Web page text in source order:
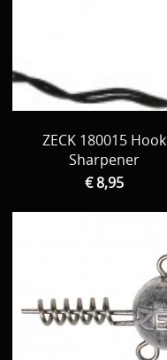
ZECK 180015 Hook
Sharpener
€ 8,95